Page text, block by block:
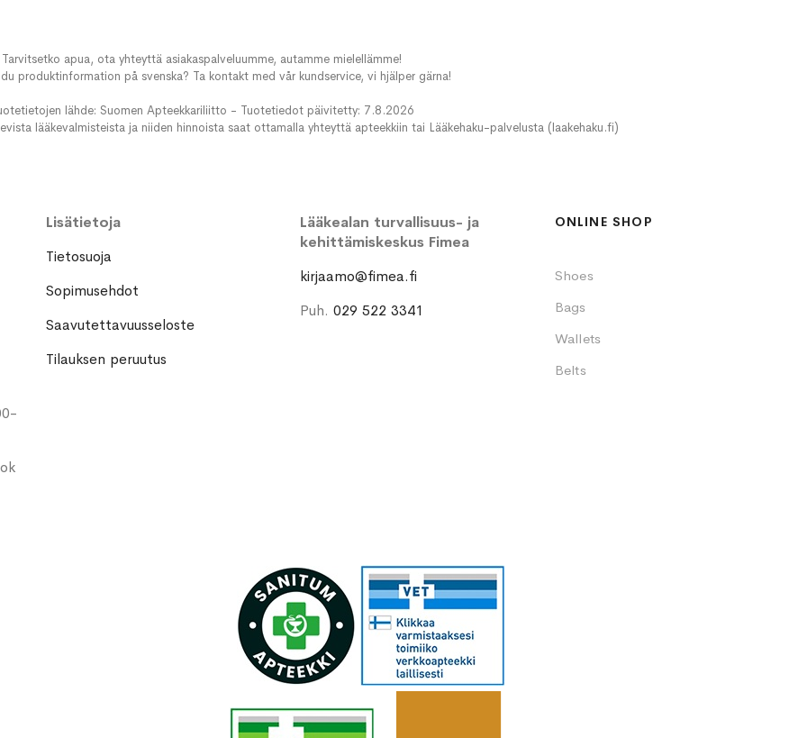
Tarvitsetko apua, ota yhteyttä asiakaspalveluumme, autamme mielellämme!
produktinformation på svenska? Ta kontakt med vår kundservice, vi hjälper gärna!
lähde: Suomen Apteekkariliitto - Tuotetiedot päivitetty: 7.8.2026
lääkevalmisteista ja niiden hinnoista saat ottamalla yhteyttä apteekkiin tai Lääkehaku-palvelusta (laakehaku.fi)
Lisätietoja
Tietosuoja
Sopimusehdot
Saavutettavuusseloste
Tilauksen peruutus
Lääkealan turvallisuus- ja
kehittämiskeskus Fimea
kirjaamo@fimea.fi
Puh.029 522 3341
ONLINE SHOP
Shoes
Bags
Wallets
Belts